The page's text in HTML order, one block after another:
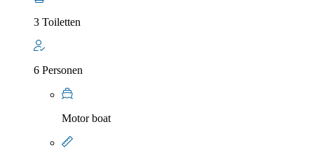
3 Toiletten
6 Personen
Motor boat